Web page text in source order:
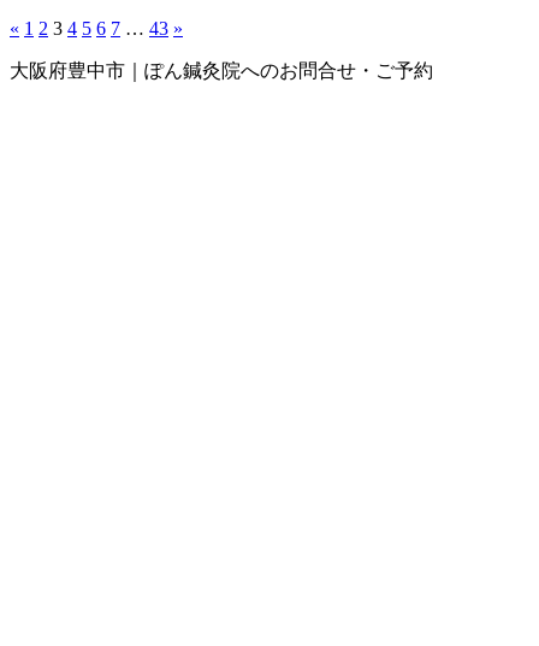
« 1 2 3 4 5 6 7 … 43 »
大阪府豊中市｜ぽん鍼灸院へのお問合せ・ご予約